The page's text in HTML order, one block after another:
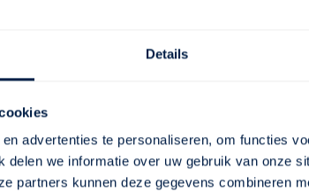
Details
advertenties te personaliseren, om functies
delen we informatie over uw gebruik van onze
partners kunnen deze gegevens combineren